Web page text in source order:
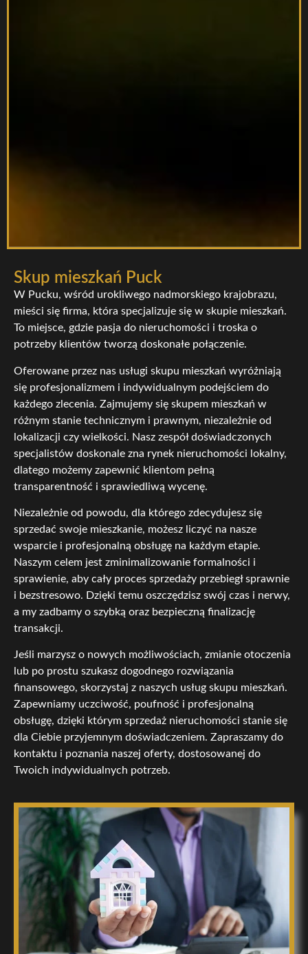
Skup mieszkań Puck
W Pucku, wśród urokliwego nadmorskiego krajobrazu,
mieści się firma, która specjalizuje się w skupie mieszkań.
To miejsce, gdzie pasja do nieruchomości i troska o
potrzeby klientów tworzą doskonałe połączenie.
Oferowane przez nas usługi skupu mieszkań wyróżniają
się profesjonalizmem i indywidualnym podejściem do
każdego zlecenia. Zajmujemy się skupem mieszkań w
różnym stanie technicznym i prawnym, niezależnie od
lokalizacji czy wielkości. Nasz zespół doświadczonych
specjalistów doskonale zna rynek nieruchomości lokalny,
dlatego możemy zapewnić klientom pełną
transparentność i sprawiedliwą wycenę.
Niezależnie od powodu, dla którego zdecydujesz się
sprzedać swoje mieszkanie, możesz liczyć na nasze
wsparcie i profesjonalną obsługę na każdym etapie.
Naszym celem jest zminimalizowanie formalności i
sprawienie, aby cały proces sprzedaży przebiegł sprawnie
i bezstresowo. Dzięki temu oszczędzisz swój czas i nerwy,
a my zadbamy o szybką oraz bezpieczną finalizację
transakcji.
Jeśli marzysz o nowych możliwościach, zmianie otoczenia
lub po prostu szukasz dogodnego rozwiązania
finansowego, skorzystaj z naszych usług skupu mieszkań.
Zapewniamy uczciwość, poufność i profesjonalną
obsługę, dzięki którym sprzedaż nieruchomości stanie się
dla Ciebie przyjemnym doświadczeniem. Zapraszamy do
kontaktu i poznania naszej oferty, dostosowanej do
Twoich indywidualnych potrzeb.